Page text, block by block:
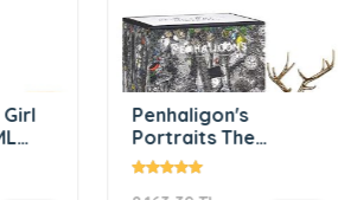
Penhaligon's
Portraits The
Tragedy Of Lord
George Edp 75Ml